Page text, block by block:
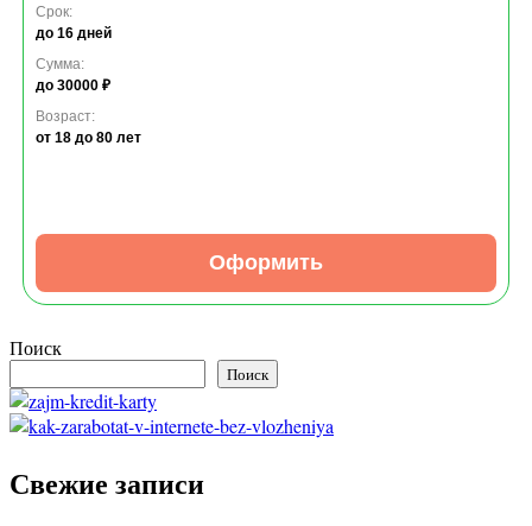
Срок:
до 16 дней
Сумма:
до 30000 ₽
Возраст:
от 18 до 80 лет
Оформить
Поиск
Поиск
Свежие записи